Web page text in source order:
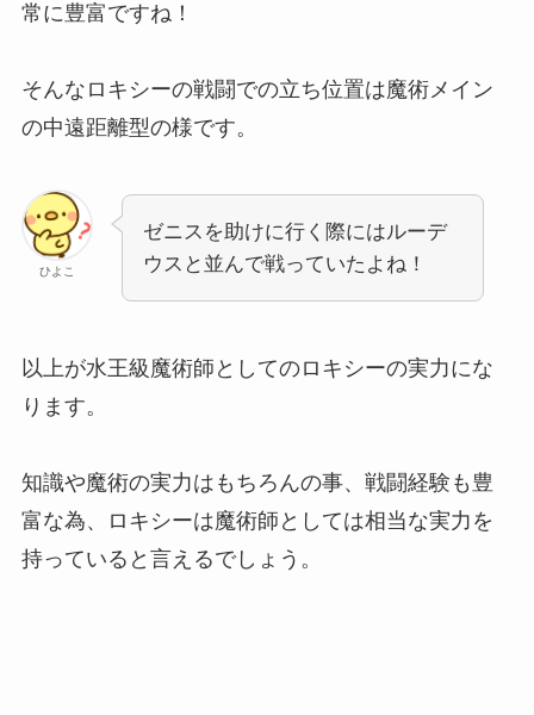
常に豊富ですね！
そんなロキシーの戦闘での立ち位置は魔術メイン
の中遠距離型の様です。
ひよこ
ゼニスを助けに行く際にはルーデ
ウスと並んで戦っていたよね！
以上が水王級魔術師としてのロキシーの実力にな
ります。
知識や魔術の実力はもちろんの事、戦闘経験も豊
富な為、ロキシーは魔術師としては相当な実力を
持っていると言えるでしょう。